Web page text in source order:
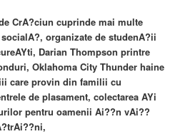
CrA?ciun cuprinde mai multe
organizate de studenA?ii
Darian Thompson printre
Oklahoma City Thunder haine
care provin din familii cu
de plasament, colectarea AYi
pentru oamenii Ai??n vAi??